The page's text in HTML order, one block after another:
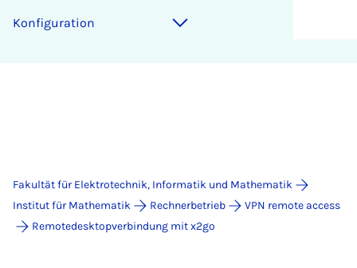
Kon­fi­gu­ra­ti­on
Fakultät für Elektrotechnik, Informatik und Mathematik
Institut für Mathematik
Rechnerbetrieb
VPN remote access
Remotedesktopverbindung mit x2go